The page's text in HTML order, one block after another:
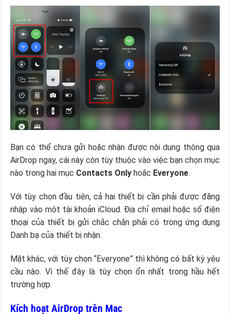
Bạn có thể chưa gửi hoặc nhận được nội dung thông qua
AirDrop ngay, cái này còn tùy thuộc vào việc bạn chọn mục
nào trong hai mục Contacts Only hoặc Everyone.
Với tùy chọn đầu tiên, cả hai thiết bị cần phải được đăng
nhập vào một tài khoản iCloud. Địa chỉ email hoặc số điện
thoại của thiết bị gửi chắc chắn phải có trong ứng dụng
Danh bạ của thiết bị nhận.
Mặt khác, với tùy chọn “Everyone” thì không có bất kỳ yêu
cầu nào. Vì thế đây là tùy chọn ổn nhất trong hầu hết
trường hợp.
Kích hoạt AirDrop trên Mac